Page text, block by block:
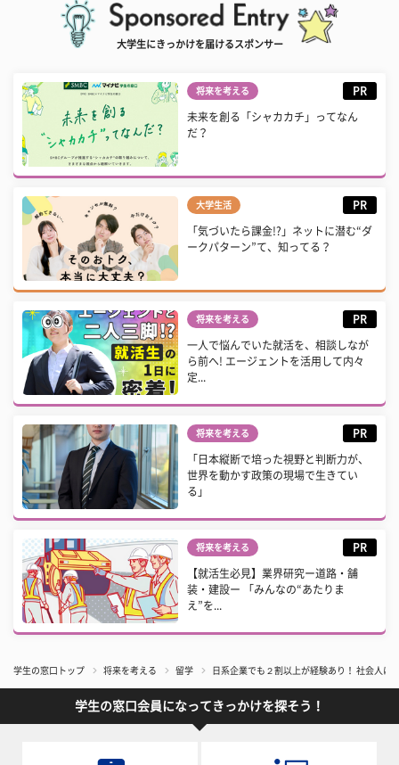
大学生にきっかけを届けるスポンサー
将来を考える PR
未来を創る「シャカカチ」ってなん
だ？
大学生活 PR
「気づいたら課金!?」ネットに潜む“ダ
ークパターン”て、知ってる？
将来を考える PR
一人で悩んでいた就活を、相談しなが
ら前へ! エージェントを活用して内々
定...
将来を考える PR
「日本縦断で培った視野と判断力が、
世界を動かす政策の現場で生きてい
る」
将来を考える PR
【就活生必見】業界研究ー道路・舗
装・建設ー 「みんなの“あたりま
え”を...
学生の窓口トップ 将来を考える 留学 日系企業でも２割以上が経験あり！ 社会人に
学生の窓口会員になってきっかけを探そう！